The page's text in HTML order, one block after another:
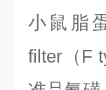
小鼠脂
filter（F